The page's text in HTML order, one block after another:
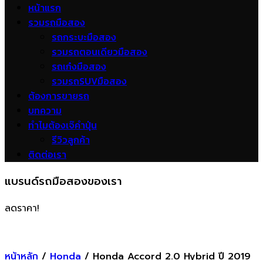
หน้าแรก
รวมรถมือสอง
รถกระบะมือสอง
รวมรถตอนเดียวมือสอง
รถเก๋งมือสอง
รวมรถSUVมือสอง
ต้องการขายรถ
บทความ
ทำไมต้องเจ๊คำปุ่น
รีวิวลูกค้า
ติดต่อเรา
แบรนด์รถมือสองของเรา
ลดราคา!
หน้าหลัก / Honda / Honda Accord 2.0 Hybrid ปี 2019